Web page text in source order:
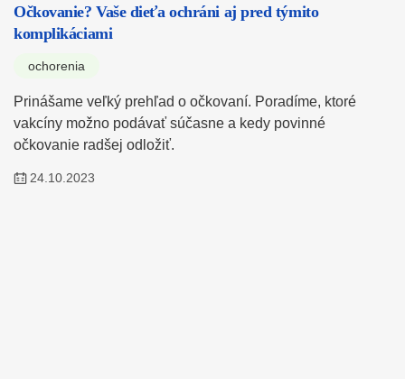
Očkovanie? Vaše dieťa ochráni aj pred týmito
komplikáciami
ochorenia
Prinášame veľký prehľad o očkovaní. Poradíme, ktoré
vakcíny možno podávať súčasne a kedy povinné
očkovanie radšej odložiť.
24.10.2023